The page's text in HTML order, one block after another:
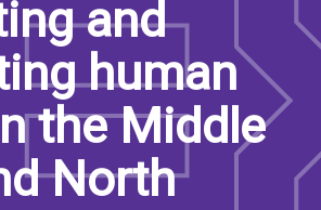
and
human
the Middle
North